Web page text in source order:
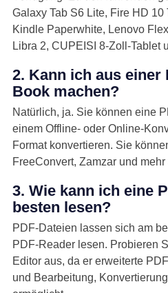
Galaxy Tab S6 Lite, Fire HD 10
Kindle Paperwhite, Lenovo
Libra 2, CUPEISI 8-Zoll-Tablet
2. Kann ich aus einer
Book machen?
Natürlich, ja. Sie können eine
einem Offline- oder Online-
Format konvertieren. Sie
FreeConvert, Zamzar und
3. Wie kann ich eine
besten lesen?
PDF-Dateien lassen sich am
PDF-Reader lesen. Probieren
Editor aus, da er erweiterte
und Bearbeitung,